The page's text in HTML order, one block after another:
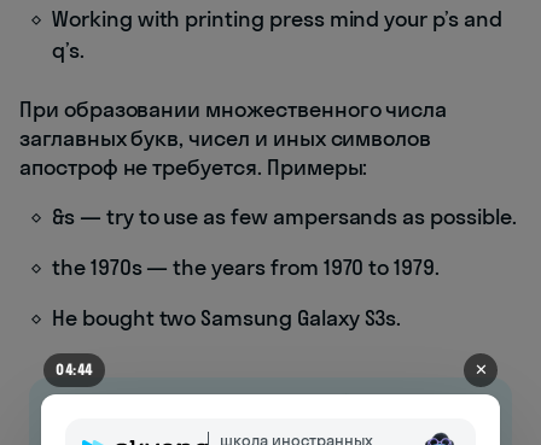
Working with printing press mind your p’s and
q’s.
При образовании множественного числа
заглавных букв, чисел и иных символов
апостроф не требуется. Примеры:
&s — try to use as few ampersands as possible.
the 1970s — the years from 1970 to 1979.
He bought two Samsung Galaxy S3s.
04:44 ✕
школа иностранных